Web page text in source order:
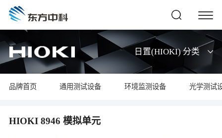
日置(HIOKI) 分类
品牌首页 通用测试设备 环境监测设备 光学测试
HIOKI 8946 模拟单元